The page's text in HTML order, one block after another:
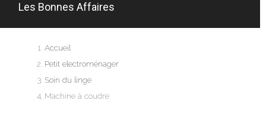
Les Bonnes Affaires
Accueil
Petit electroménager
Soin du linge
Machine à coudre